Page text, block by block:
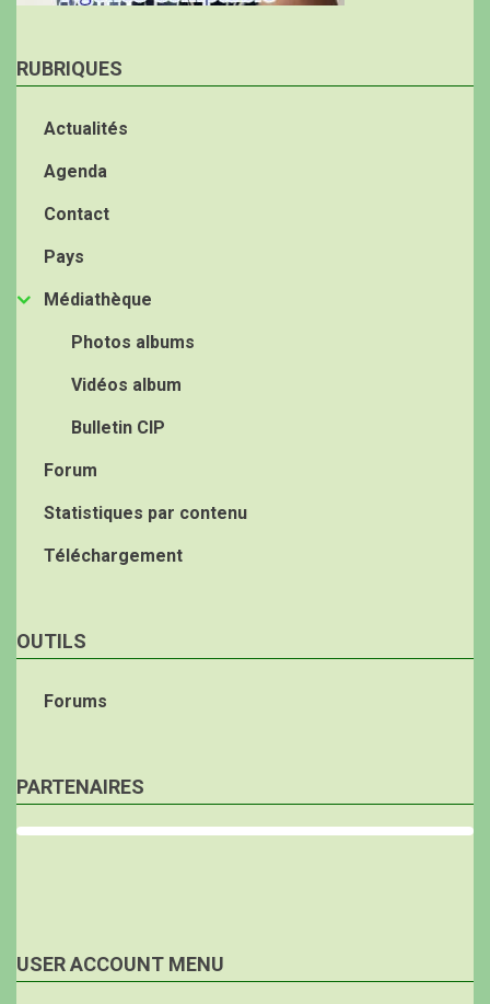
RUBRIQUES
Actualités
Agenda
Contact
Pays
Médiathèque
Photos albums
Vidéos album
Bulletin CIP
Forum
Statistiques par contenu
Téléchargement
OUTILS
Forums
PARTENAIRES
USER ACCOUNT MENU